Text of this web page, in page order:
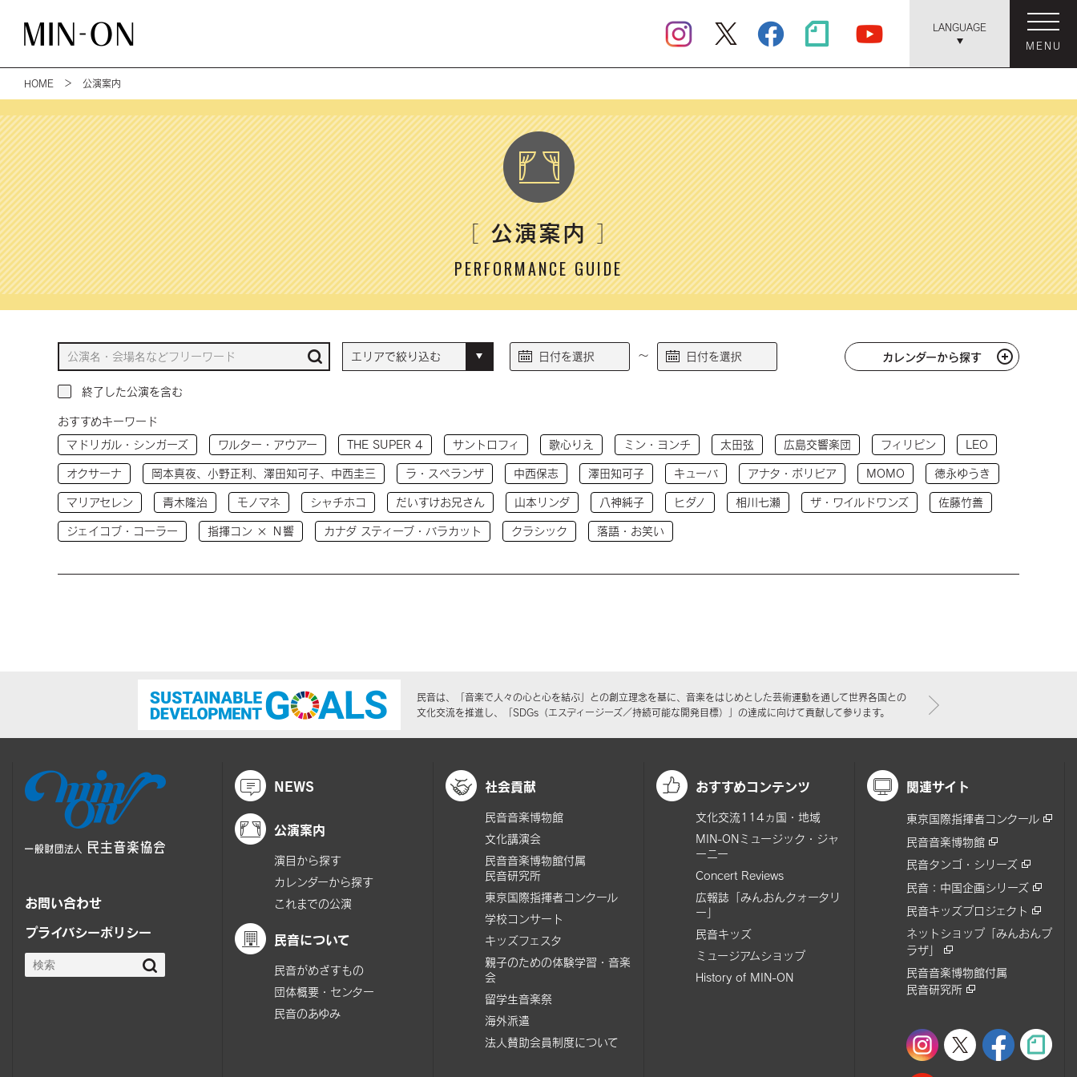
LANGUAGE
MENU
HOME ＞ 公演案内
［公演案内］
PERFORMANCE GUIDE
～ カレンダーから探す
終了した公演を含む
おすすめキーワード
マドリガル・シンガーズ
ワルター・アウアー THE SUPER 4 サントロフィ 歌心りえ ミン・ヨンチ 太田弦 広島交響楽団 フィリピン LEO
オクサーナ 岡本真夜、小野正利、澤田知可子、中西圭三 ラ・スペランザ 中西保志 澤田知可子 キューバ アナタ・ボリビア MOMO 徳永ゆうき
マリアセレン 青木隆治 モノマネ シャチホコ だいすけお兄さん 山本リンダ 八神純子 ヒダノ 相川七瀬 ザ・ワイルドワンズ 佐藤竹善
ジェイコブ・コーラー 指揮コン × Ｎ響 カナダ スティーブ・バラカット クラシック 落語・お笑い
民音は、「音楽で人々の心と心を結ぶ」との創立理念を基に、音楽をはじめとした芸術運動を通して世界各国との
文化交流を推進し、「SDGs（エスディージーズ／持続可能な開発目標）」の達成に向けて貢献して参ります。
お問い合わせ
プライバシーポリシー
NEWS
公演案内
演目から探す
カレンダーから探す
これまでの公演
民音について
民音がめざすもの
団体概要・センター
民音のあゆみ
社会貢献
民音音楽博物館
文化講演会
民音音楽博物館付属
民音研究所
東京国際指揮者コンクール
学校コンサート
キッズフェスタ
親子のための体験学習・音楽
会
留学生音楽祭
海外派遣
法人賛助会員制度について
おすすめコンテンツ
文化交流114ヵ国・地域
MIN-ONミュージック・ジャ
ーニー
Concert Reviews
広報誌「みんおんクォータリ
ー」
民音キッズ
ミュージアムショップ
History of MIN-ON
関連サイト
東京国際指揮者コンクール
民音音楽博物館
民音タンゴ・シリーズ
民音：中国企画シリーズ
民音キッズプロジェクト
ネットショップ「みんおんプ
ラザ」
民音音楽博物館付属
民音研究所